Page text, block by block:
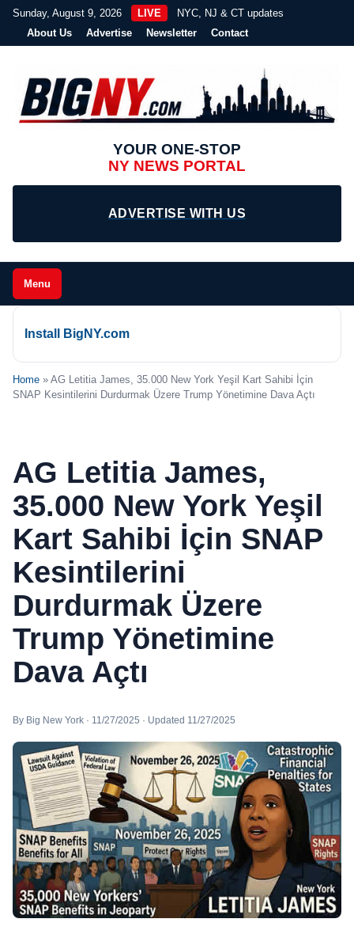
Sunday, August 9, 2026 LIVE
NYC, NJ & CT updates
About Us
Advertise Newsletter Contact
YOUR ONE-STOP
NY NEWS PORTAL
ADVERTISE WITH US
Menu
Install BigNY.com
Home » AG Letitia James, 35.000 New York Yeşil Kart Sahibi İçin
SNAP Kesintilerini Durdurmak Üzere Trump Yönetimine Dava Açtı
AG Letitia James,
35.000 New York Yeşil
Kart Sahibi İçin SNAP
Kesintilerini
Durdurmak Üzere
Trump Yönetimine
Dava Açtı
By Big New York · 11/27/2025 · Updated 11/27/2025